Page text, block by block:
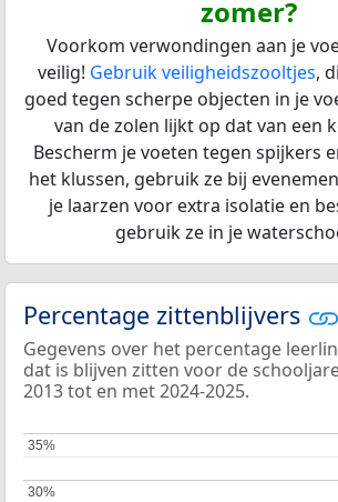
zomer?
Voorkom verwondingen aan je
veilig! Gebruik veiligheidszooltjes,
goed tegen scherpe objecten in je
van de zolen lijkt op dat van een
Bescherm je voeten tegen spijkers
het klussen, gebruik ze bij
je laarzen voor extra isolatie en
gebruik ze in je
Percentage zittenblijvers
Gegevens over het percentage
dat is blijven zitten voor de
2013 tot en met 2024-2025.
30%
30%
35%
35%